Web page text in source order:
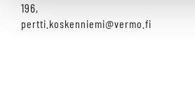
196,
pertti.koskenniemi@vermo.fi